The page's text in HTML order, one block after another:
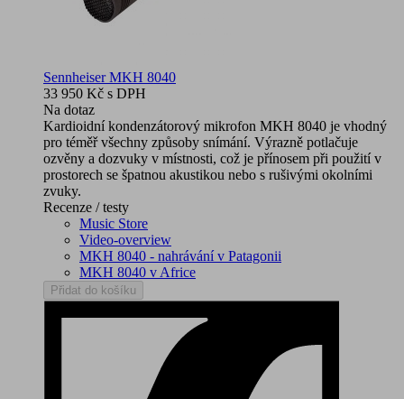
Sennheiser MKH 8040
33 950 Kč s DPH
Na dotaz
Kardioidní kondenzátorový mikrofon MKH 8040 je vhodný
pro téměř všechny způsoby snímání. Výrazně potlačuje
ozvěny a dozvuky v místnosti, což je přínosem při použití v
prostorech se špatnou akustikou nebo s rušivými okolními
zvuky.
Recenze / testy
Music Store
Video-overview
MKH 8040 - nahrávání v Patagonii
MKH 8040 v Africe
Přidat do košíku